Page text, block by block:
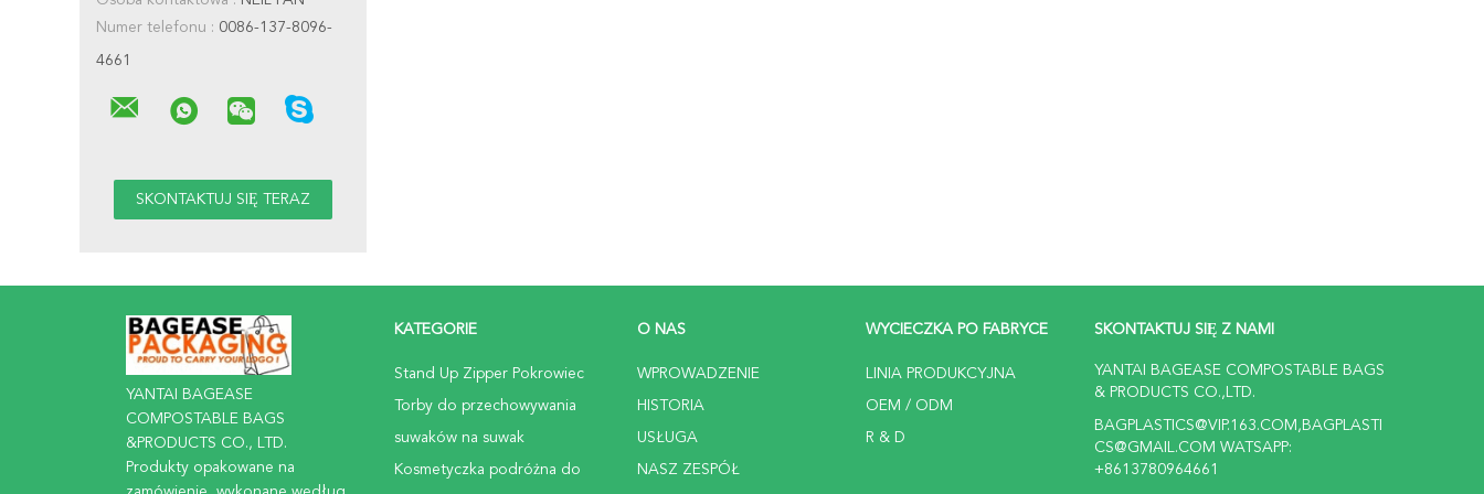
Numer telefonu : 0086-137-8096-
4661
YANTAI BAGEASE
COMPOSTABLE BAGS
&PRODUCTS CO., LTD.
Produkty opakowane na
KATEGORIE
Stand Up Zipper Pokrowiec
Torby do przechowywania
suwaków na suwak
Kosmetyczka podróżna do
O NAS
WPROWADZENIE
HISTORIA
USŁUGA
NASZ ZESPÓŁ
WYCIECZKA PO FABRYCE
LINIA PRODUKCYJNA
OEM / ODM
R & D
SKONTAKTUJ SIĘ Z NAMI
YANTAI BAGEASE COMPOSTABLE BAGS
& PRODUCTS CO.,LTD.
BAGPLASTICS@VIP.163.COM,BAGPLASTI
CS@GMAIL.COM WATSAPP:
+8613780964661